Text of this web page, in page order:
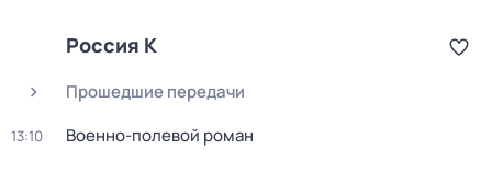
Россия К
Прошедшие передачи
13:10 Военно-полевой роман